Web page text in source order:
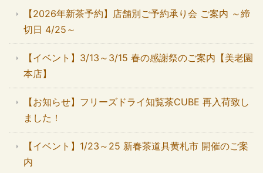
【2026年新茶予約】店舗別ご予約承り会 ご案内 ～締
切日 4/25～
【イベント】3/13～3/15 春の感謝祭のご案内【美老園
本店】
【お知らせ】フリーズドライ知覧茶CUBE 再入荷致し
ました！
【イベント】1/23～25 新春茶道具黄札市 開催のご案
内